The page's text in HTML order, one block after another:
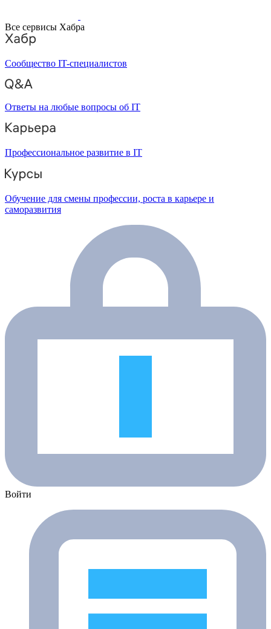
Все сервисы Хабра
Сообщество IT-специалистов
Ответы на любые вопросы об IT
Профессиональное развитие в IT
Обучение для смены профессии, роста в карьере и
саморазвития
Войти